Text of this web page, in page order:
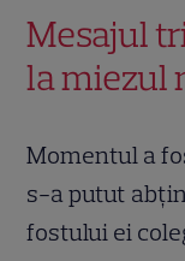
Mesajul
la miezul
Momentul a
s-a putut
fostului ei